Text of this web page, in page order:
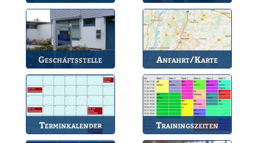
Die wichtigsten Infos
zum BSV.
Unsere amtierende
Vorstandschaft.
Geschäftsstelle
Anlaufstelle für alle
Anfahrt/Karte
So können Sie uns
erreichen.
Terminkalender
Die Termine des BSV.
Trainingszeiten
Bahnbelegungen der